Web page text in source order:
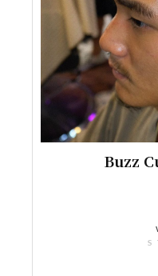
Buzz